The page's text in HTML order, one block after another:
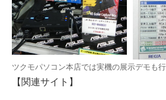
ツクモパソコン本店では実機の展示デモも
【関連サイト】